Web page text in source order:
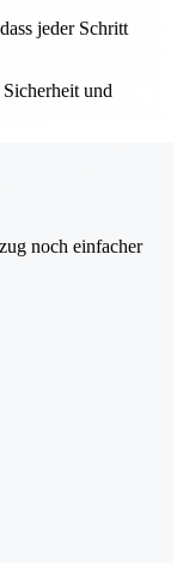
jeder Schritt
und
noch einfacher